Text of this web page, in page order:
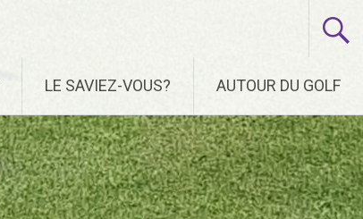
LE SAVIEZ-VOUS? AUTOUR DU GOLF